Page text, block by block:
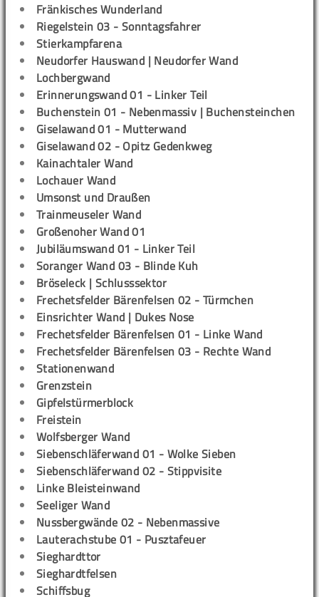
Fränkisches Wunderland
Riegelstein 03 - Sonntagsfahrer
Stierkampfarena
Neudorfer Hauswand | Neudorfer Wand
Lochbergwand
Erinnerungswand 01 - Linker Teil
Buchenstein 01 - Nebenmassiv | Buchensteinchen
Giselawand 01 - Mutterwand
Giselawand 02 - Opitz Gedenkweg
Kainachtaler Wand
Lochauer Wand
Umsonst und Draußen
Trainmeuseler Wand
Großenoher Wand 01
Jubiläumswand 01 - Linker Teil
Soranger Wand 03 - Blinde Kuh
Bröseleck | Schlusssektor
Frechetsfelder Bärenfelsen 02 - Türmchen
Einsrichter Wand | Dukes Nose
Frechetsfelder Bärenfelsen 01 - Linke Wand
Frechetsfelder Bärenfelsen 03 - Rechte Wand
Stationenwand
Grenzstein
Gipfelstürmerblock
Freistein
Wolfsberger Wand
Siebenschläferwand 01 - Wolke Sieben
Siebenschläferwand 02 - Stippvisite
Linke Bleisteinwand
Seeliger Wand
Nussbergwände 02 - Nebenmassive
Lauterachstube 01 - Pusztafeuer
Sieghardttor
Sieghardtfelsen
Schiffsbug